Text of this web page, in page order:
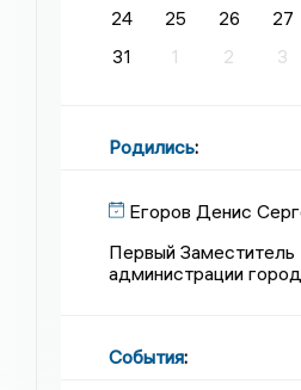
24
25 26 27
31
1 2 3
Родились:
Егоров Денис
Первый Заместитель
администрации
События: